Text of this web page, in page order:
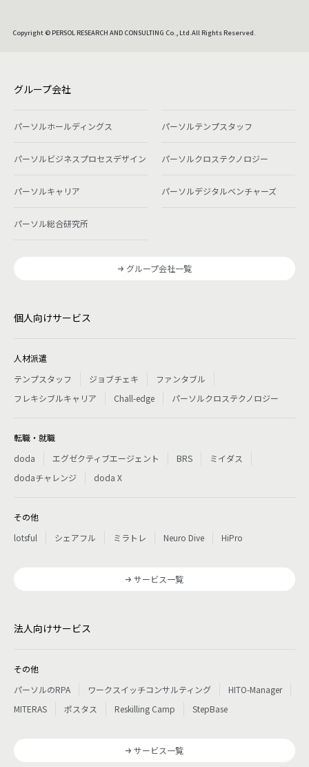
Copyright © PERSOL RESEARCH AND CONSULTING Co., Ltd.All Rights Reserved.
グループ会社
パーソルホールディングス パーソルテンプスタッフ
パーソルビジネスプロセスデザイン パーソルクロステクノロジー
パーソルキャリア パーソルデジタルベンチャーズ
パーソル総合研究所
グループ会社一覧
個人向けサービス
人材派遣
テンプスタッフ
ジョブチェキ
ファンタブル
フレキシブルキャリア
Chall-edge パーソルクロステクノロジー
転職・就職
doda
エグゼクティブエージェント BRS
ミイダス
dodaチャレンジ
doda X
その他
lotsful
シェアフル ミラトレ Neuro Dive HiPro
サービス一覧
法人向けサービス
その他
パーソルのRPA
ワークスイッチコンサルティング
HITO-Manager
MITERAS
ポスタス Reskilling Camp StepBase
サービス一覧